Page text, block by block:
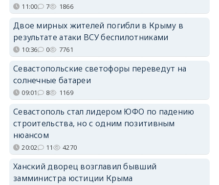
11:00 7 1866
Двое мирных жителей погибли в Крыму в
результате атаки ВСУ беспилотниками
10:36 0 7761
Севастопольские светофоры переведут на
солнечные батареи
09:01 8 1169
Севастополь стал лидером ЮФО по падению
строительства, но с одним позитивным
нюансом
20:02 11 4270
Ханский дворец возглавил бывший
замминистра юстиции Крыма